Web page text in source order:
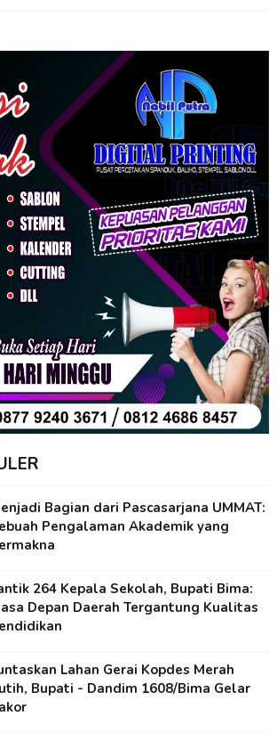
Bagian dari Pascasarjana UMMAT:
Pengalaman Akademik yang
264 Kepala Sekolah, Bupati Bima:
Depan Daerah Tergantung Kualitas
Lahan Gerai Kopdes Merah
Bupati - Dandim 1608/Bima Gelar